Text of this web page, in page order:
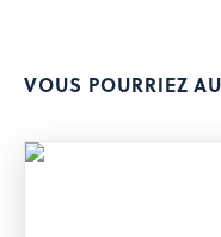
VOUS POURRIEZ